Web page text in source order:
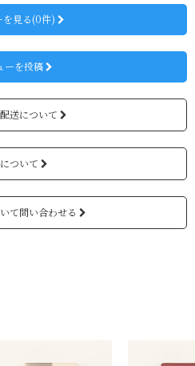
を見る(0件)
ーを投稿
送について
ついて
て問い合わせる